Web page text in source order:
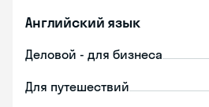
Английский язык
Деловой - для бизнеса
Для путешествий